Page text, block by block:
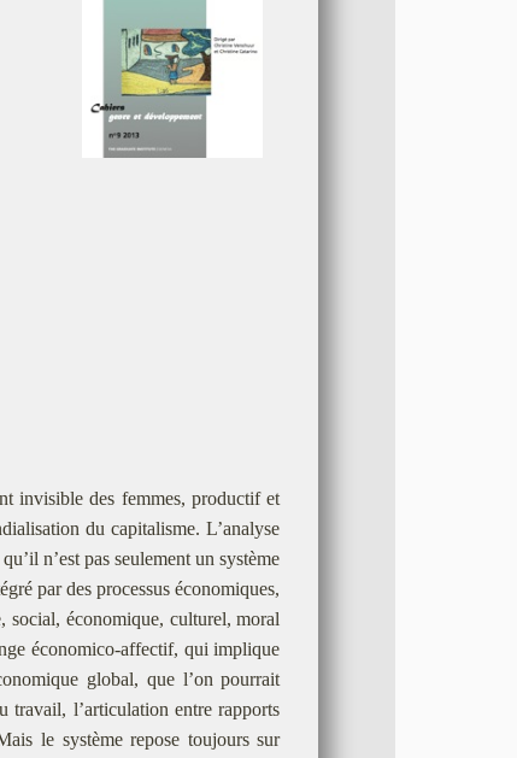
invisible des femmes, productif et
du capitalisme. L’analyse
n’est pas seulement un système
par des processus économiques,
social, économique, culturel, moral
économico-affectif, qui implique
global, que l’on pourrait
travail, l’articulation entre rapports
le système repose toujours sur